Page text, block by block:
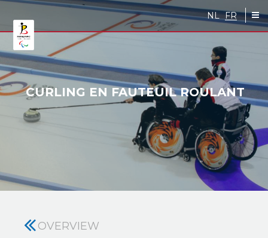
Skip to main content
NL FR
CURLING EN FAUTEUIL ROULANT
OVERVIEW